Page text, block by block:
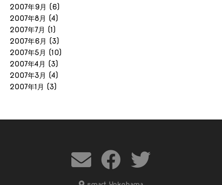
2007年9月 (6)
2007年8月 (4)
2007年7月 (1)
2007年6月 (3)
2007年5月 (10)
2007年4月 (3)
2007年3月 (4)
2007年1月 (3)